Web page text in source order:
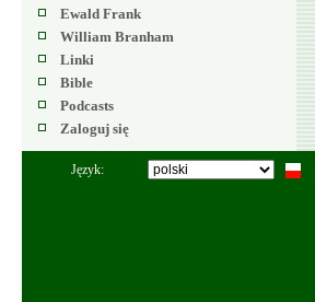
Ewald Frank
William Branham
Linki
Bible
Podcasts
Zaloguj się
Język: